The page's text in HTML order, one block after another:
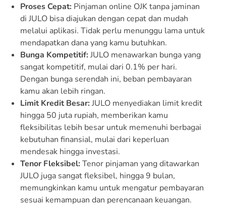
Proses Cepat: Pinjaman online OJK tanpa jaminan
di JULO bisa diajukan dengan cepat dan mudah
melalui aplikasi. Tidak perlu menunggu lama untuk
mendapatkan dana yang kamu butuhkan.
Bunga Kompetitif:JULO menawarkan bunga yang
sangat kompetitif, mulai dari 0.1% per hari.
Dengan bunga serendah ini, beban pembayaran
kamu akan lebih ringan.
Limit Kredit Besar:JULO menyediakan limit kredit
hingga 50 juta rupiah, memberikan kamu
fleksibilitas lebih besar untuk memenuhi berbagai
kebutuhan finansial, mulai dari keperluan
mendesak hingga investasi.
Tenor Fleksibel:Tenor pinjaman yang ditawarkan
JULO juga sangat fleksibel, hingga 9 bulan,
memungkinkan kamu untuk mengatur pembayaran
sesuai kemampuan dan perencanaan keuangan.